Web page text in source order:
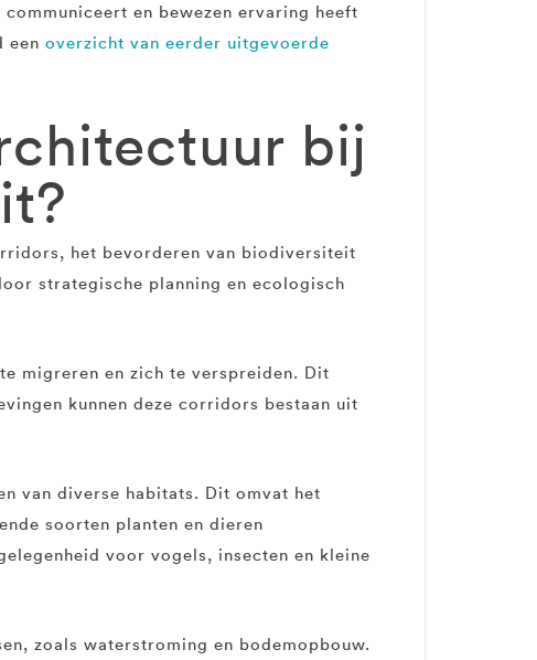
en bewezen ervaring heeft
een overzicht van eerder uitgevoerde
bij
het bevorderen van biodiversiteit
strategische planning en ecologisch
migreren en zich te verspreiden. Dit
kunnen deze corridors bestaan uit
van diverse habitats. Dit omvat het
soorten planten en dieren
voor vogels, insecten en kleine
zoals waterstroming en bodemopbouw.